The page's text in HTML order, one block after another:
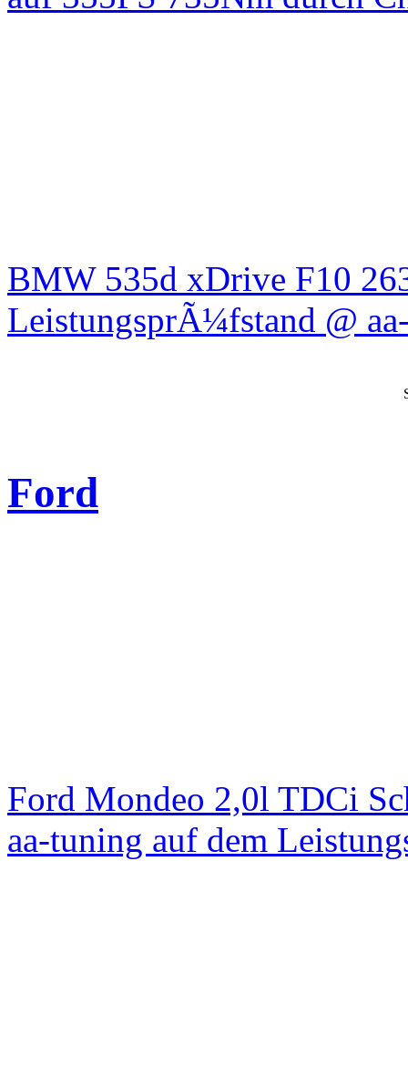
BMW 535d xDrive F10
LeistungsprÃ¼fstand @
Ford
Ford Mondeo 2,0l TDCi
aa-tuning auf dem